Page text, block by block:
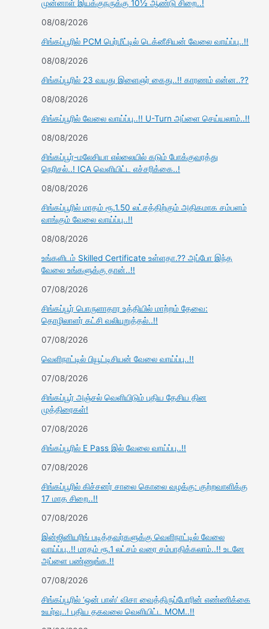
முன்னாள் இயக்குநருக்கு 10½ ஆண்டு சிறை..!
08/08/2026
சிங்கப்பூரில் PCM பெர்மீட்டில் டெக்னீசியன் வேலை வாய்ப்பு..!!
08/08/2026
சிங்கப்பூரில் 23 வயது இளைஞர் கைது..!! காரணம் என்ன..??
08/08/2026
சிங்கப்பூரில் வேலை வாய்ப்பு..!! U-Turn அப்ளை செய்யலாம்..!!
08/08/2026
சிங்கப்பூர்-மலேசியா எல்லையில் கடும் போக்குவரத்து
நெரிசல்..! ICA வெளியிட்ட எச்சரிக்கை..!
08/08/2026
சிங்கப்பூரில் மாதம் ரூ.1.50 லட்சத்திற்கும் அதிகமாக சம்பளம்
வாங்கும் வேலை வாய்ப்பு..!!
08/08/2026
உங்களிடம் Skilled Certificate உள்ளதா.?? அப்போ இந்த
வேலை உங்களுக்கு தான்..!!
07/08/2026
சிங்கப்பூர் பொருளாதார உத்தியில் மாற்றம் தேவை:
தொழிலாளர் கட்சி வலியுறுத்தல்..!!
07/08/2026
வெளிநாட்டில் பியூட்டிசியன் வேலை வாய்ப்பு..!!
07/08/2026
சிங்கப்பூர் அஞ்சல் வெளியிடும் புதிய தேசிய தின
முத்திரைகள்!
07/08/2026
சிங்கப்பூரில் E Pass இல் வேலை வாய்ப்பு..!!
07/08/2026
சிங்கப்பூரில் கிச்சனர் சாலை கொலை வழக்கு: குற்றவாளிக்கு
17 மாத சிறை..!!
07/08/2026
இன்ஜினியரிங் படித்தவர்களுக்கு வெளிநாட்டில் வேலை
வாய்ப்பு..!! மாதம் ரூ.1 லட்சம் வரை சம்பாதிக்கலாம்..!! உடனே
அப்ளை பண்ணுங்க.!!
07/08/2026
சிங்கப்பூரில் ‘ஒன் பாஸ்’ விசா வைத்திருப்போரின் எண்ணிக்கை
உயர்வு..! புதிய தகவலை வெளியிட்ட MOM..!!